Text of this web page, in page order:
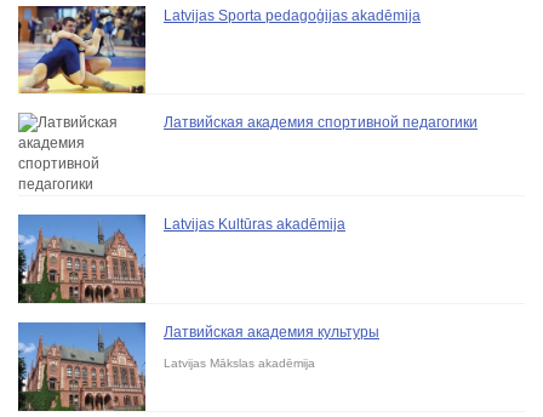
Latvijas Sporta pedagoģijas akadēmija
Латвийская академия спортивной педагогики
Latvijas Kultūras akadēmija
Латвийская академия культуры
Latvijas Mākslas akadēmija